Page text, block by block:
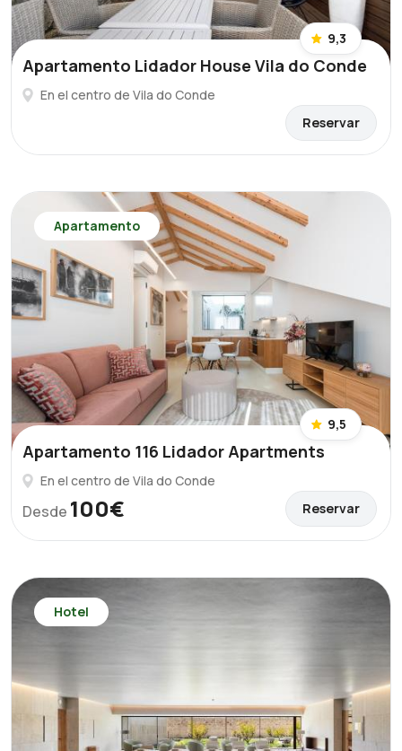
9,3
Apartamento Lidador House Vila do Conde
En el centro de Vila do Conde
Reservar
Apartamento
9,5
Apartamento 116 Lidador Apartments
En el centro de Vila do Conde
Desde 100€ Reservar
Hotel